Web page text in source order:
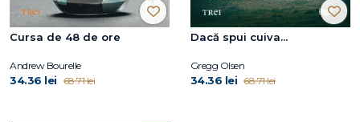
Cursa de 48 de ore
Andrew Bourelle
34.36 lei 68.71 lei
Dacă spui cuiva...
Gregg Olsen
34.36 lei 68.71 lei